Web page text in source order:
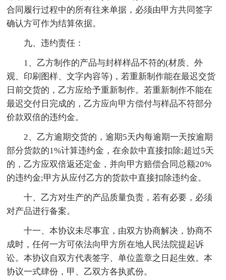
合同履行过程中的所有往来单据，必须由甲方共同签字
确认方可作为结算依据。
九、违约责任：
1、乙方制作的产品与封样样品不符的(材质、外
观、印刷图样、文字内容等)，若重新制作能在最迟交货
日前交货的，乙方应给予重新制作。若重新制作不能在
最迟交付日完成的，乙方应向甲方偿付与样品不符部分
价款双倍的违约金。
2、乙方逾期交货的，逾期5天内每逾期一天按逾期
部分货款的1%计算违约金，在余款中直接扣除;超过5天
的，乙方应双倍返还定金，并向甲方赔偿合同总额20%
的违约金;甲方从应付乙方的货款中直接扣除违约金。
十、乙方对生产的产品质量负责，若有必要，必须
对产品进行备案。
十一、本协议未尽事宜，由双方协商解决，协商不
成时，任何一方可依法向甲方所在地人民法院提起诉
讼。本协议自双方代表签字、单位盖章之日起生效。本
协议一式肆份，甲、乙双方各执贰份。